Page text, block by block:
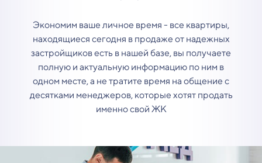
Экономим ваше личное время - все квартиры,
находящиеся сегодня в продаже от надежных
застройщиков есть в нашей базе, вы получаете
полную и актуальную информацию по ним в
одном месте, а не тратите время на общение с
десятками менеджеров, которые хотят продать
именно свой ЖК